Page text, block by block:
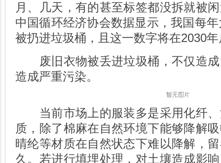
月、几天，有的甚至标签都没拆就被
中国循环经济协会数据显示，我国每
被扔进垃圾桶，且这一数字将在2030
废旧衣物被丢进垃圾桶，不仅造成
造成严重污染。
当前市场上的服装多是采用化纤、
质，除了棉麻在自然环境下能够降解
晴纶等材质在自然状态下难以降解，
久。若进行填埋处理，对土壤造成影